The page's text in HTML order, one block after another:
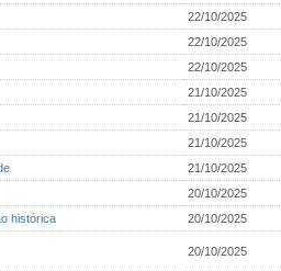
22/10/2025
22/10/2025
22/10/2025
21/10/2025
21/10/2025
21/10/2025
21/10/2025
20/10/2025
histórica
20/10/2025
20/10/2025